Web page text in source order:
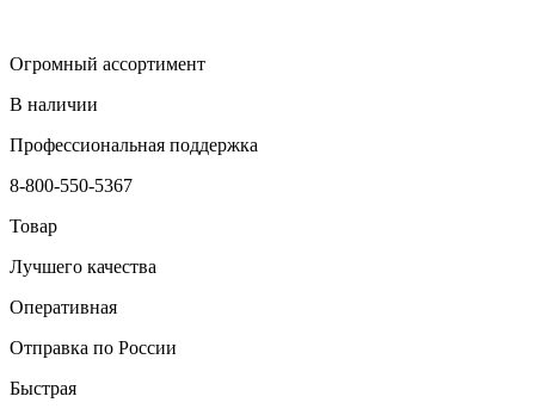
Огромный ассортимент
В наличии
Профессиональная поддержка
8-800-550-5367
Товар
Лучшего качества
Оперативная
Отправка по России
Быстрая